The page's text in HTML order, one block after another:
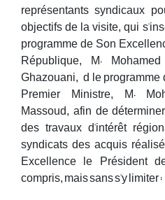
représentants syndicaux
objectifs de la visite, qui
programme de Son
République, M.
Ghazouani, d le programme
Premier Ministre, M.
Massoud, afin de
des travaux d'intérêt
syndicats des acquis
Excellence le Président
compris, mais sans s'y limiter :